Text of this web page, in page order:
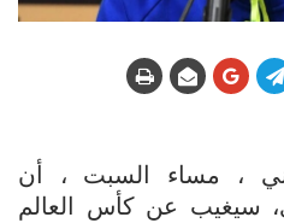
، مساء السبت ، أن
سيغيب عن كأس العالم